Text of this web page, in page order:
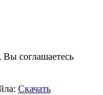
соглашаетесь
Скачать